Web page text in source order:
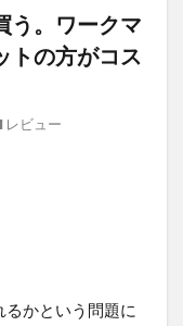
う。ワークマ
トの方がコス
レビュー
かという問題に